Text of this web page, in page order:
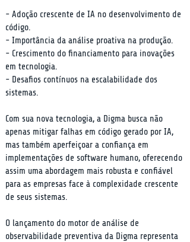
- Adoção crescente de IA no desenvolvimento de
código.
- Importância da análise proativa na produção.
- Crescimento do financiamento para inovações
em tecnologia.
- Desafios contínuos na escalabilidade dos
sistemas.
Com sua nova tecnologia, a Digma busca não
apenas mitigar falhas em código gerado por IA,
mas também aperfeiçoar a confiança em
implementações de software humano, oferecendo
assim uma abordagem mais robusta e confiável
para as empresas face à complexidade crescente
de seus sistemas.
O lançamento do motor de análise de
observabilidade preventiva da Digma representa